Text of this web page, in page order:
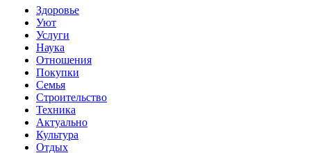
Здоровье
Уют
Услуги
Наука
Отношения
Покупки
Семья
Строительство
Техника
Актуально
Культура
Отдых